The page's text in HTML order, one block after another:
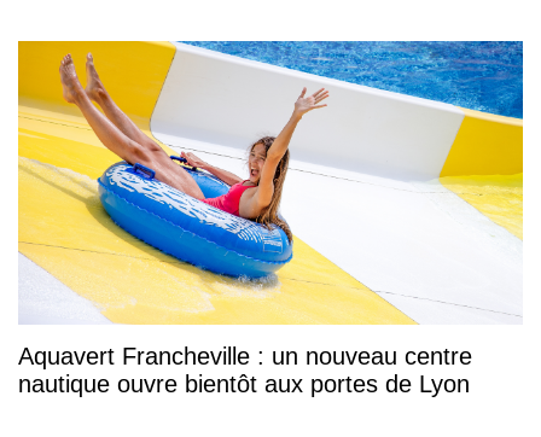
Aquavert Francheville : un nouveau centre
nautique ouvre bientôt aux portes de Lyon